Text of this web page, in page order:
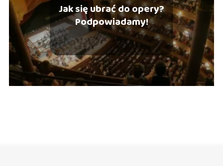
Jak się ubrać do opery?
Podpowiadamy!